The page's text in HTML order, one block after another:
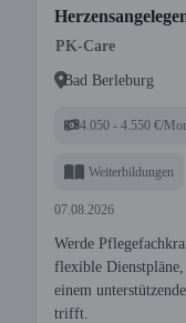
PK-Care
Bad Berleburg
4.050 - 4.550 €/
Weiterbildungen
07.08.2026
Werde
flexible
einem
trifft.